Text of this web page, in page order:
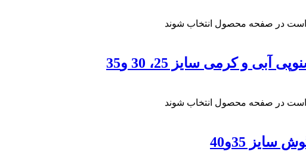
است در صفحه محصول انتخاب شوند
و کرمی سایز 25، 30 و35
است در صفحه محصول انتخاب شوند
35و40